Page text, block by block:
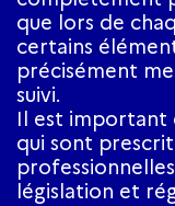
que lors de
certains
précisément
suivi.
Il est important
qui sont
législation et